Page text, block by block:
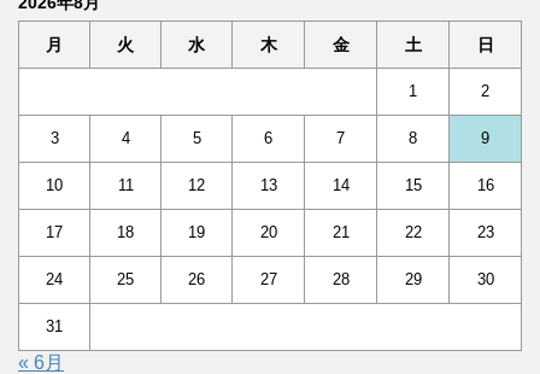
月 火 水 木 金 土 日
1 2
3 4 5 6 7 8 9
10 11 12 13 14 15 16
17 18 19 20 21 22 23
24 25 26 27 28 29 30
31
« 6月